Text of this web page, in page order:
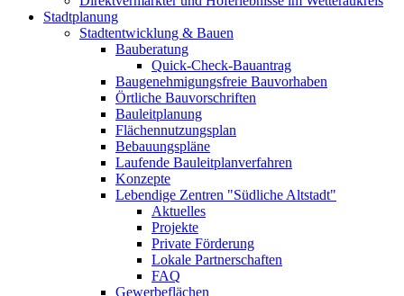
Stadtplanung
Stadtentwicklung & Bauen
Bauberatung
Quick-Check-Bauantrag
Baugenehmigungsfreie Bauvorhaben
Örtliche Bauvorschriften
Bauleitplanung
Flächennutzungsplan
Bebauungspläne
Laufende Bauleitplanverfahren
Konzepte
Lebendige Zentren "Südliche Altstadt"
Aktuelles
Projekte
Private Förderung
Lokale Partnerschaften
FAQ
Gewerbeflächen